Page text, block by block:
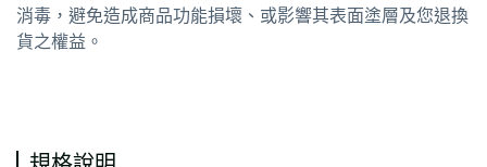
消毒，避免造成商品功能損壞、或影響其表面塗層及您退換
貨之權益。